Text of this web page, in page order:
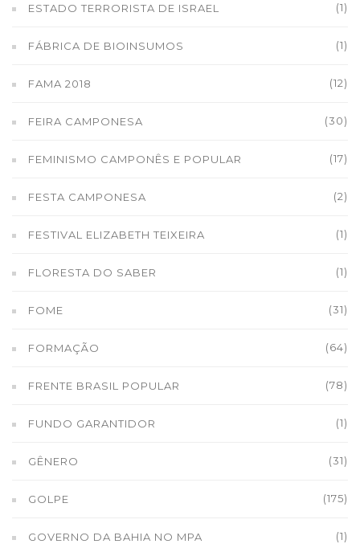
ESTADO TERRORISTA DE ISRAEL (1)
FÁBRICA DE BIOINSUMOS (1)
FAMA 2018 (12)
FEIRA CAMPONESA (30)
FEMINISMO CAMPONÊS E POPULAR (17)
FESTA CAMPONESA (2)
FESTIVAL ELIZABETH TEIXEIRA (1)
FLORESTA DO SABER (1)
FOME (31)
FORMAÇÃO (64)
FRENTE BRASIL POPULAR (78)
FUNDO GARANTIDOR (1)
GÊNERO (31)
GOLPE (175)
GOVERNO DA BAHIA NO MPA (1)